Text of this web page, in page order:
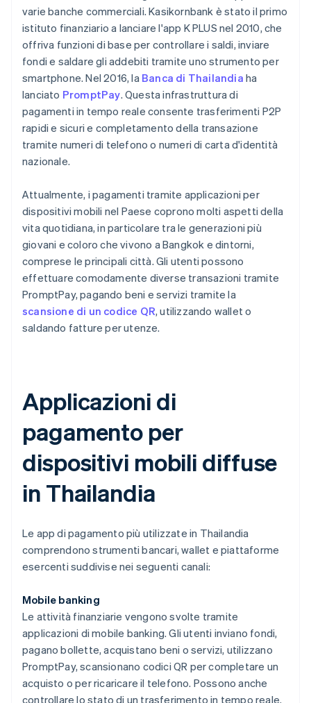
varie banche commerciali. Kasikornbank è stato il primo
istituto finanziario a lanciare l'app K PLUS nel 2010, che
offriva funzioni di base per controllare i saldi, inviare
fondi e saldare gli addebiti tramite uno strumento per
smartphone. Nel 2016, la Banca di Thailandia ha
lanciato PromptPay. Questa infrastruttura di
pagamenti in tempo reale consente trasferimenti P2P
rapidi e sicuri e completamento della transazione
tramite numeri di telefono o numeri di carta d'identità
nazionale.
Attualmente, i pagamenti tramite applicazioni per
dispositivi mobili nel Paese coprono molti aspetti della
vita quotidiana, in particolare tra le generazioni più
giovani e coloro che vivono a Bangkok e dintorni,
comprese le principali città. Gli utenti possono
effettuare comodamente diverse transazioni tramite
PromptPay, pagando beni e servizi tramite la
scansione di un codice QR, utilizzando wallet o
saldando fatture per utenze.
Applicazioni di
pagamento per
dispositivi mobili diffuse
in Thailandia
Le app di pagamento più utilizzate in Thailandia
comprendono strumenti bancari, wallet e piattaforme
esercenti suddivise nei seguenti canali:
Mobile banking
Le attività finanziarie vengono svolte tramite
applicazioni di mobile banking. Gli utenti inviano fondi,
pagano bollette, acquistano beni o servizi, utilizzano
PromptPay, scansionano codici QR per completare un
acquisto o per ricaricare il telefono. Possono anche
controllare lo stato di un trasferimento in tempo reale.